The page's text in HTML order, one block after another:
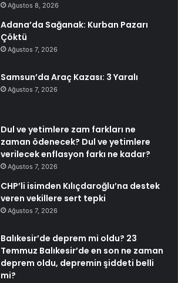
Ağustos 8, 2026
Adana’da Sağanak: Kurban Pazarı
Çöktü
Ağustos 7, 2026
Samsun’da Araç Kazası: 3 Yaralı
Ağustos 7, 2026
Dul ve yetimlere zam farkları ne
zaman ödenecek? Dul ve yetimlere
verilecek enflasyon farkı ne kadar?
Ağustos 7, 2026
CHP’li isimden Kılıçdaroğlu’na destek
veren vekillere sert tepki
Ağustos 7, 2026
Balıkesir’de deprem mi oldu? 23
Temmuz Balıkesir’de en son ne zaman
deprem oldu, depremin şiddeti belli
mi?